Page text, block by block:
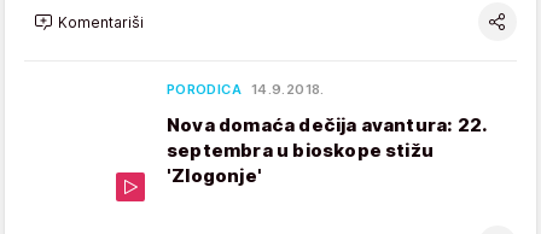
Komentariši
PORODICA 14.9.2018.
Nova domaća dečija avantura: 22.
septembra u bioskope stižu
'Zlogonje'